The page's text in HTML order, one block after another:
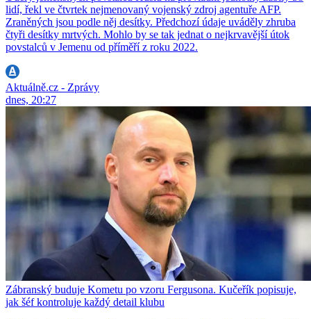
lidí, řekl ve čtvrtek nejmenovaný vojenský zdroj agentuře AFP.
Zraněných jsou podle něj desítky. Předchozí údaje uváděly zhruba
čtyři desítky mrtvých. Mohlo by se tak jednat o nejkrvavější útok
povstalců v Jemenu od příměří z roku 2022.
Aktuálně.cz - Zprávy
dnes, 20:27
Zábranský buduje Kometu po vzoru Fergusona. Kučeřík popisuje,
jak šéf kontroluje každý detail klubu